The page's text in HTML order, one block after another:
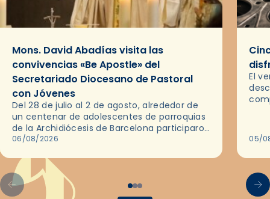
Mons. David Abadías visita las
convivencias «Be Apostle» del
Secretariado Diocesano de Pastoral
con Jóvenes
Del 28 de julio al 2 de agosto, alrededor de
un centenar de adolescentes de parroquias
de la Archidiócesis de Barcelona participaron
en las convivencias Be Apostle, organizadas
06/08/2026
El
05/